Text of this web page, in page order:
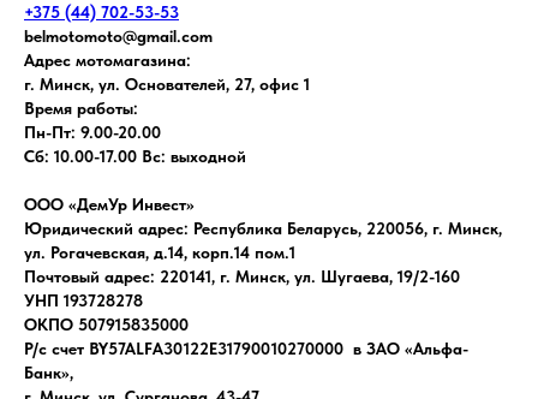
+375 (44) 702-53-53
belmotomoto@gmail.com
Адрес мотомагазина:
г. Минск, ул. Основателей, 27, офис 1
Время работы:
Пн-Пт: 9.00-20.00
Сб: 10.00-17.00 Вс: выходной
ООО «ДемУр Инвест»
Юридический адрес: Республика Беларусь, 220056, г. Минск,
ул. Рогачевская, д.14, корп.14 пом.1
Почтовый адрес: 220141, г. Минск, ул. Шугаева, 19/2-160
УНП 193728278
ОКПО 507915835000
Р/с счет BY57ALFA30122E31790010270000 в ЗАО «Альфа-
Банк»,